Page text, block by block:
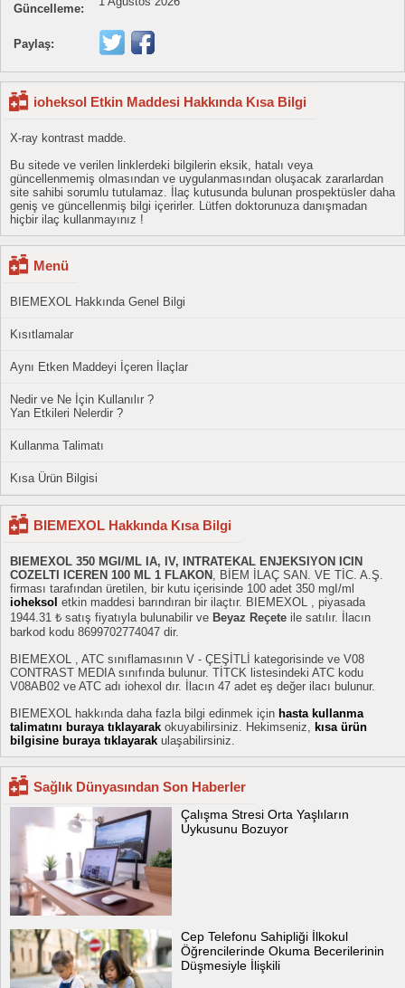
Güncelleme:
Paylaş:
ioheksol Etkin Maddesi Hakkında Kısa Bilgi
X-ray kontrast madde.
Bu sitede ve verilen linklerdeki bilgilerin eksik, hatalı veya
güncellenmemiş olmasından ve uygulanmasından oluşacak zararlardan
site sahibi sorumlu tutulamaz. İlaç kutusunda bulunan prospektüsler daha
geniş ve güncellenmiş bilgi içerirler. Lütfen doktorunuza danışmadan
hiçbir ilaç kullanmayınız !
Menü
BIEMEXOL Hakkında Genel Bilgi
Kısıtlamalar
Aynı Etken Maddeyi İçeren İlaçlar
Nedir ve Ne İçin Kullanılır ?
Yan Etkileri Nelerdir ?
Kullanma Talimatı
Kısa Ürün Bilgisi
BIEMEXOL Hakkında Kısa Bilgi
BIEMEXOL 350 MGI/ML IA, IV, INTRATEKAL ENJEKSIYON ICIN
COZELTI ICEREN 100 ML 1 FLAKON , BİEM İLAÇ SAN. VE TİC. A.Ş.
firması tarafından üretilen, bir kutu içerisinde 100 adet 350 mgI/ml
ioheksol etkin maddesi barındıran bir ilaçtır. BIEMEXOL , piyasada
1944.31 ₺ satış fiyatıyla bulunabilir ve Beyaz Reçete ile satılır. İlacın
barkod kodu 8699702774047 dir.
BIEMEXOL , ATC sınıflamasının V - ÇEŞİTLİ kategorisinde ve V08
CONTRAST MEDIA sınıfında bulunur. TİTCK listesindeki ATC kodu
V08AB02 ve ATC adı iohexol dır. İlacın 47 adet eş değer ilacı bulunur.
BIEMEXOL hakkında daha fazla bilgi edinmek için hasta kullanma
talimatını buraya tıklayarak okuyabilirsiniz. Hekimseniz, kısa ürün
bilgisine buraya tıklayarak ulaşabilirsiniz.
Sağlık Dünyasından Son Haberler
Çalışma Stresi Orta Yaşlıların
Uykusunu Bozuyor
Cep Telefonu Sahipliği İlkokul
Öğrencilerinde Okuma Becerilerinin
Düşmesiyle İlişkili